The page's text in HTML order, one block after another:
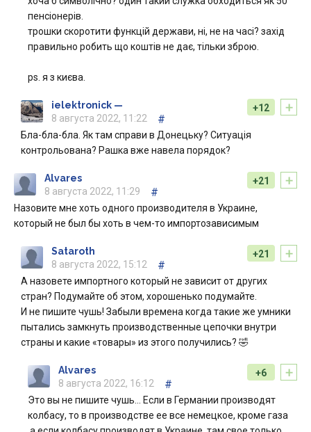
пенсіонерів.
трошки скоротити функцій держави, ні, не на часі? захід
правильно робить що коштів не дає, тільки зброю.
ps. я з києва.
+
+12
ielektronick —
8 августа 2022, 11:22
#
Бла-бла-бла. Як там справи в Донецьку? Ситуація
контрольована? Рашка вже навела порядок?
+
+21
Alvares
8 августа 2022, 11:29
#
Назовите мне хоть одного производителя в Украине,
который не был бы хоть в чем-то импортозависимым
+
+21
Sataroth
8 августа 2022, 15:12
#
А назовете импортного который не зависит от других
стран? Подумайте об этом, хорошенько подумайте.
И не пишите чушь! Забыли времена когда такие же умники
пытались замкнуть производственные цепочки внутри
страны и какие «товары» из этого получились? 🤣
+
+6
Alvares
8 августа 2022, 16:12
#
Это вы не пишите чушь… Если в Германии производят
колбасу, то в производстве ее все немецкое, кроме газа